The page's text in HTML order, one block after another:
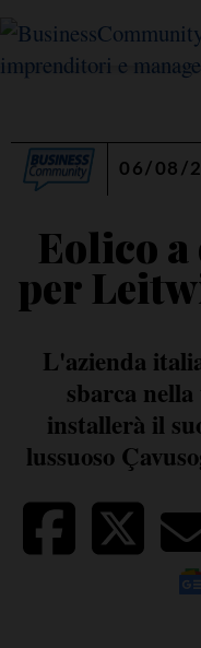
06/08/
Eolico
per
L'azienda
sbarca
installerà il
lussuoso